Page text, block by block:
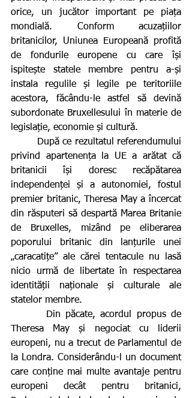
orice, un jucător important pe piața
mondială. Conform acuzațiilor
britanicilor, Uniunea Europeană profită
de fondurile europene cu care își
ispitește statele membre pentru a-și
instala regulile și legile pe teritoriile
acestora, făcându-le astfel să devină
subordonate Bruxellesului în materie de
legislație, economie și cultură.
privind apartenența la UE a arătat că
britanicii își doresc recăpătarea
independenței și a autonomiei, fostul
premier britanic, Theresa May a încercat
din răsputeri să despartă Marea Britanie
de Bruxelles, mizând pe eliberarea
poporului britanic din lanțurile unei
„caracatițe” ale cărei tentacule nu lasă
nicio urmă de libertate în respectarea
identității naționale și culturale ale
statelor membre.
Theresa May și negociat cu liderii
europeni, nu a trecut de Parlamentul de
la Londra. Considerându-l un document
care conține mai multe avantaje pentru
europeni decât pentru britanici,